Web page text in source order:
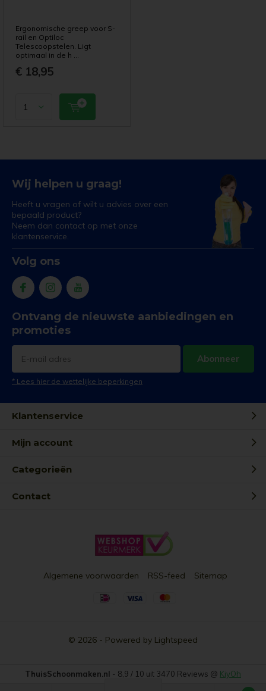
Ergonomische greep voor S-
rail en Optiloc
Telescoopstelen. Ligt
optimaal in de h ...
€ 18,95
Wij helpen u graag!
Heeft u vragen of wilt u advies over een
bepaald product?
Neem dan contact op met onze
klantenservice.
Volg ons
Ontvang de nieuwste aanbiedingen en
promoties
Abonneer
* Lees hier de wettelijke beperkingen
Klantenservice
Mijn account
Categorieën
Contact
© 2026 - Powered by Lightspeed
Algemene voorwaarden RSS-feed Sitemap
ThuisSchoonmaken.nl - 8,9 / 10 uit 3470 Reviews @ KiyOh